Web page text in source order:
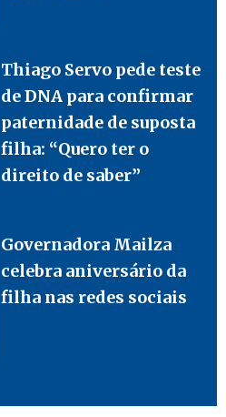
Thiago Servo pede teste
de DNA para confirmar
paternidade de suposta
filha: “Quero ter o
direito de saber”
Governadora Mailza
celebra aniversário da
filha nas redes sociais